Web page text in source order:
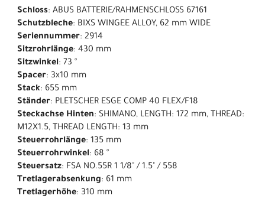
Schloss: ABUS BATTERIE/RAHMENSCHLOSS 67161
Schutzbleche: BIXS WINGEE ALLOY, 62 mm WIDE
Seriennummer: 2914
Sitzrohrlänge: 430 mm
Sitzwinkel: 73 °
Spacer: 3x10 mm
Stack: 655 mm
Ständer: PLETSCHER ESGE COMP 40 FLEX/F18
Steckachse Hinten: SHIMANO, LENGTH: 172 mm, THREAD:
M12X1.5, THREAD LENGTH: 13 mm
Steuerrohrlänge: 135 mm
Steuerrohrwinkel: 68 °
Steuersatz: FSA NO.55R 1 1/8" / 1.5" / 558
Tretlagerabsenkung: 61 mm
Tretlagerhöhe: 310 mm